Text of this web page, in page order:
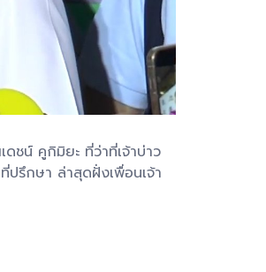
ชน์ คูกิมิยะ ที่ว่าที่เจ้าบ่าว
รึกษา ล่าสุดฝั่งเพื่อนเจ้า